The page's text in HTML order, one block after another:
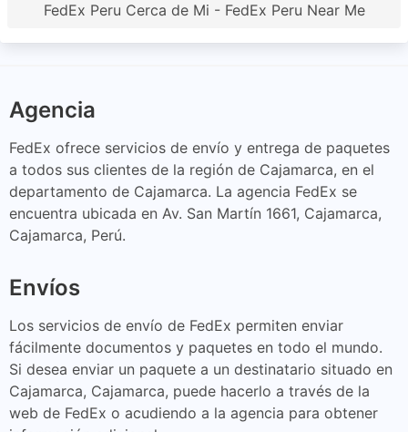
FedEx Peru Cerca de Mi - FedEx Peru Near Me
Agencia
FedEx ofrece servicios de envío y entrega de paquetes
a todos sus clientes de la región de Cajamarca, en el
departamento de Cajamarca. La agencia FedEx se
encuentra ubicada en Av. San Martín 1661, Cajamarca,
Cajamarca, Perú.
Envíos
Los servicios de envío de FedEx permiten enviar
fácilmente documentos y paquetes en todo el mundo.
Si desea enviar un paquete a un destinatario situado en
Cajamarca, Cajamarca, puede hacerlo a través de la
web de FedEx o acudiendo a la agencia para obtener